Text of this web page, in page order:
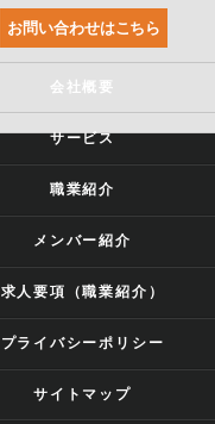
お問い合わせはこちら
会社概要
サービス
職業紹介
メンバー紹介
求人要項（職業紹介）
プライバシーポリシー
サイトマップ